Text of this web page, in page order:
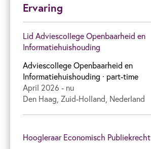
Ervaring
Lid Adviescollege Openbaarheid en
Informatiehuishouding
Adviescollege Openbaarheid en
Informatiehuishouding · part-time
April 2026 - nu
Den Haag, Zuid-Holland, Nederland
Hoogleraar Economisch Publiekrecht